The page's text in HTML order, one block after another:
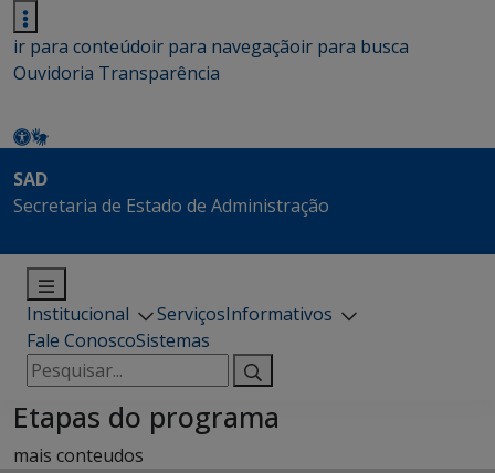
ir para conteúdoir para navegaçãoir para busca
Ouvidoria Transparência
SAD
Secretaria de Estado de Administração
Institucional ServiçosInformativos
Fale ConoscoSistemas
Pesquisar
por:
Etapas do programa
mais conteudos